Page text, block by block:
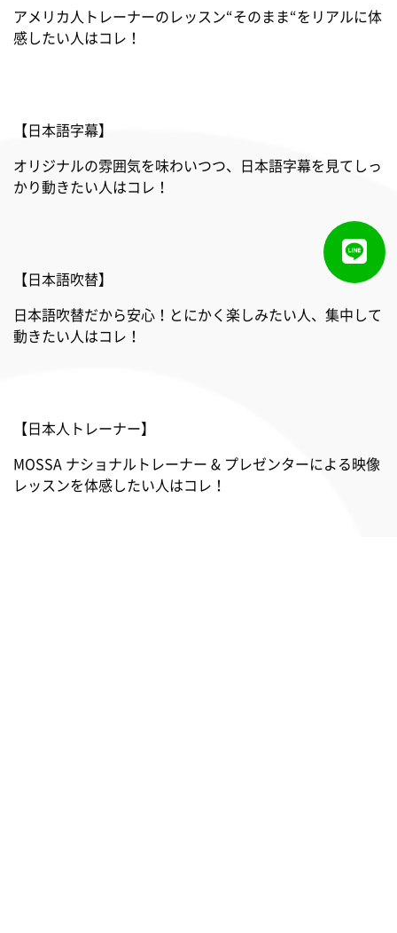
Chrome （最新バージョン)
Safari （最新バージョン）
アメリカ人トレーナーのレッスン“そのまま“をリアルに体
感したい人はコレ！
【日本語字幕】
オリジナルの雰囲気を味わいつつ、日本語字幕を見てしっ
かり動きたい人はコレ！
【日本語吹替】
日本語吹替だから安心！とにかく楽しみたい人、集中して
動きたい人はコレ！
【日本人トレーナー】
MOSSA ナショナルトレーナー & プレゼンターによる映像
レッスンを体感したい人はコレ！